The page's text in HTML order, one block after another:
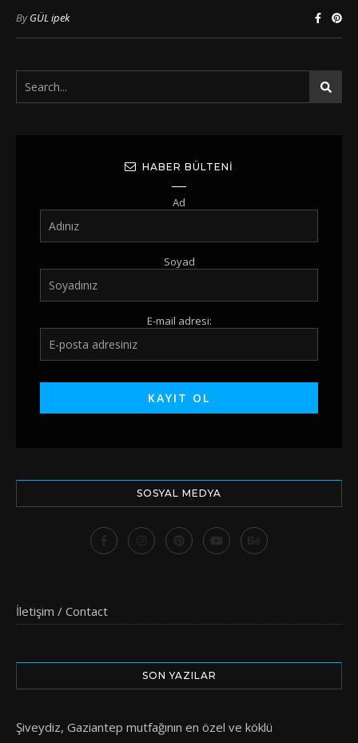
ByGÜL ipek
HABER BÜLTENI
Ad
Soyad
E-mail adresi:
SOSYAL MEDYA
İletişim / Contact
SON YAZILAR
Şiveydiz, Gaziantep mutfağının en özel ve köklü